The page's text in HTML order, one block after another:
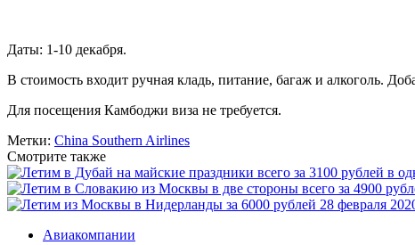
Даты: 1-10 декабря.
В стоимость входит ручная кладь, питание, багаж и алкоголь.
Для посещения Камбоджи виза не требуется.
Метки: China Southern Airlines
Смотрите также
28 февраля
Авиакомпании